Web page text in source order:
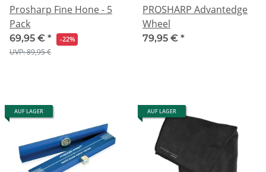
Prosharp Fine Hone - 5
Pack
69,95 € * -22%
UVP: 89,95 €
PROSHARP Advantedge
Wheel
79,95 € *
AUF LAGER AUF LAGER